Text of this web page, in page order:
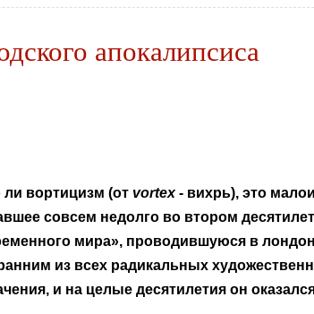
апокалипсиса
вортицизм (от vortex- вихрь), это
совсем недолго во втором
мира», проводившуюся в
из всех радикальных
и на целые десятилетия он